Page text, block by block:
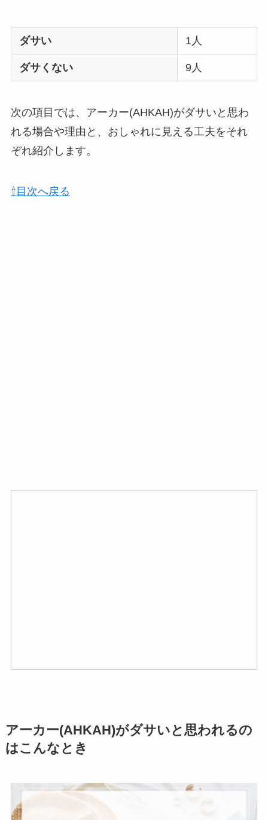
ダサい 1人
ダサくない 9人
次の項目では、アーカー(AHKAH)がダサいと思わ
れる場合や理由と、おしゃれに見える工夫をそれ
ぞれ紹介します。
⇧目次へ戻る
アーカー(AHKAH)がダサいと思われるの
はこんなとき